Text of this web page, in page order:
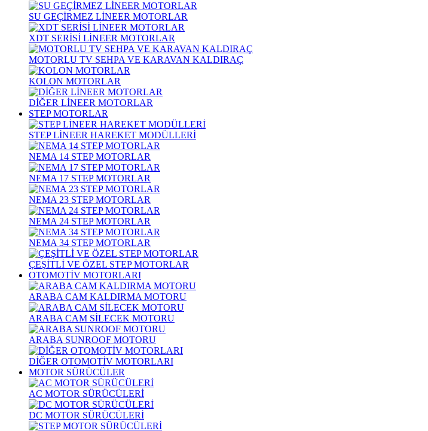
SU GEÇİRMEZ LİNEER MOTORLAR
XDT SERİSİ LİNEER MOTORLAR
MOTORLU TV SEHPA VE KARAVAN KALDIRAÇ
KOLON MOTORLAR
DİĞER LİNEER MOTORLAR
STEP MOTORLAR
STEP LİNEER HAREKET MODÜLLERİ
NEMA 14 STEP MOTORLAR
NEMA 17 STEP MOTORLAR
NEMA 23 STEP MOTORLAR
NEMA 24 STEP MOTORLAR
NEMA 34 STEP MOTORLAR
ÇEŞİTLİ VE ÖZEL STEP MOTORLAR
OTOMOTİV MOTORLARI
ARABA CAM KALDIRMA MOTORU
ARABA CAM SİLECEK MOTORU
ARABA SUNROOF MOTORU
DİĞER OTOMOTİV MOTORLARI
MOTOR SÜRÜCÜLER
AC MOTOR SÜRÜCÜLERİ
DC MOTOR SÜRÜCÜLERİ